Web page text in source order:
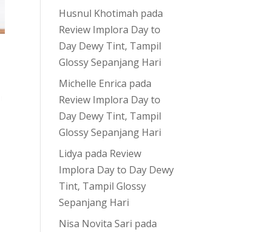
Husnul Khotimah pada
Review Implora Day to
Day Dewy Tint, Tampil
Glossy Sepanjang Hari
Michelle Enrica pada
Review Implora Day to
Day Dewy Tint, Tampil
Glossy Sepanjang Hari
Lidya pada Review
Implora Day to Day Dewy
Tint, Tampil Glossy
Sepanjang Hari
Nisa Novita Sari pada